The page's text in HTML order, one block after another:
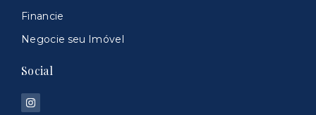
Financie
Negocie seu Imóvel
Social